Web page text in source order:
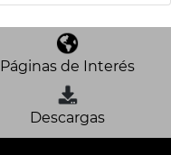
Páginas de Interés
Descargas